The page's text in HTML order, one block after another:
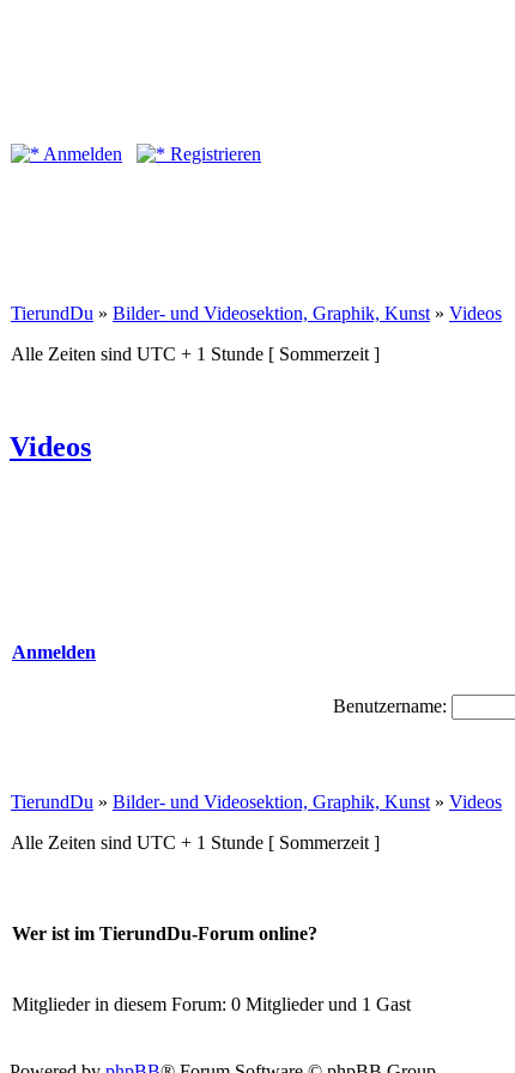
Anmelden Registrieren
TierundDu » Bilder- und Videosektion, Graphik, Kunst » Videos
Alle Zeiten sind UTC + 1 Stunde [ Sommerzeit ]
Videos
Anmelden
Benutzername:
TierundDu » Bilder- und Videosektion, Graphik, Kunst » Videos
Alle Zeiten sind UTC + 1 Stunde [ Sommerzeit ]
Wer ist im TierundDu-Forum online?
Mitglieder in diesem Forum: 0 Mitglieder und 1 Gast